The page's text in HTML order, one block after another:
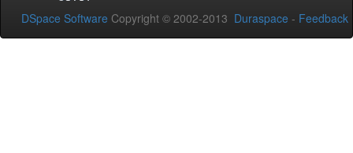
DSpace Software Copyright © 2002-2013 Duraspace - Feedback